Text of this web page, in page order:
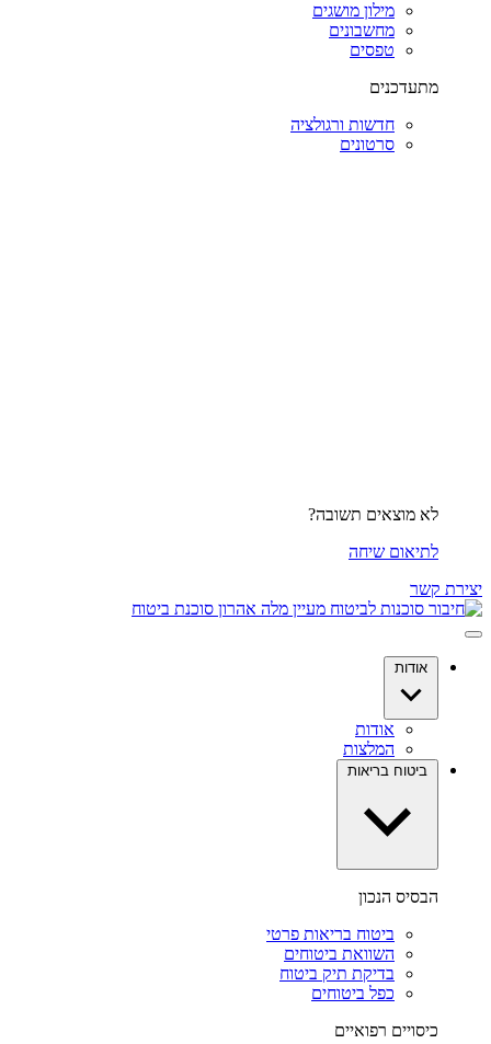
מילון מושגים
מחשבונים
טפסים
מתעדכנים
חדשות ורגולציה
סרטונים
לא מוצאים תשובה?
לתיאום שיחה
יצירת קשר
אודות
אודות
המלצות
ביטוח בריאות
הבסיס הנכון
ביטוח בריאות פרטי
השוואת ביטוחים
בדיקת תיק ביטוח
כפל ביטוחים
כיסויים רפואיים